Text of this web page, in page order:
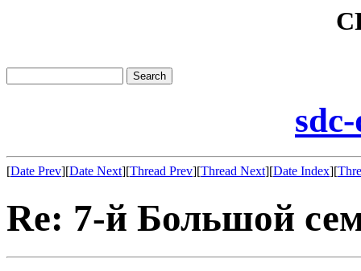
[Date Prev][Date Next][Thread Prev][Thread Next][Date Index][
Re: 7-й Большой